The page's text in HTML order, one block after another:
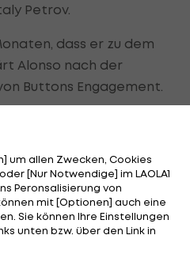
Petrov.
dass er zu dem
Alonso nach der
Buttons Engagement.
F1- auch die
für das Toyota-
gibt seinem
sehr gute
um allen Zwecken, Cookies
[Nur Notwendige] im LAOLA1
Peronsalisierung von
mit [Optionen] auch eine
Sie können Ihre Einstellungen
unten bzw. über den Link in